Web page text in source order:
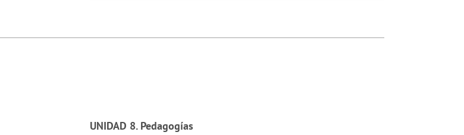
UNIDAD 8. Pedagogías